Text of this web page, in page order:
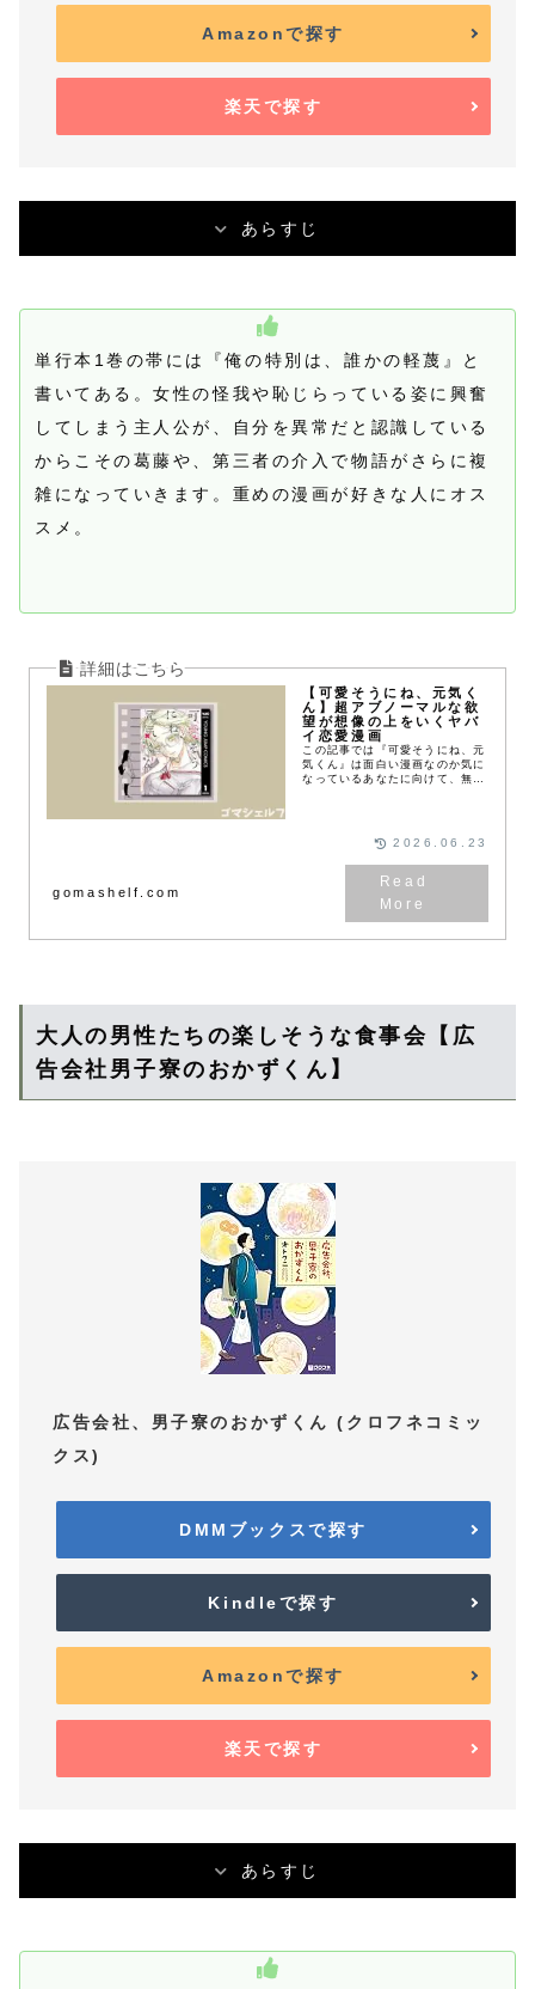
Amazonで探す
楽天で探す
あらすじ
単行本1巻の帯には『俺の特別は、誰かの軽蔑』と
書いてある。女性の怪我や恥じらっている姿に興奮
してしまう主人公が、自分を異常だと認識している
からこその葛藤や、第三者の介入で物語がさらに複
雑になっていきます。重めの漫画が好きな人にオス
スメ。
【可愛そうにね、元気く
ん】超アブノーマルな欲
望が想像の上をいくヤバ
イ恋愛漫画
この記事では『可愛そうにね、元
気くん』は面白い漫画なのか気に
なっているあなたに向けて、無料
gomashelf.com
2026.06.23
大人の男性たちの楽しそうな食事会【広
告会社男子寮のおかずくん】
広告会社、男子寮のおかずくん (クロフネコミッ
クス)
DMMブックスで探す
Kindleで探す
Amazonで探す
楽天で探す
あらすじ